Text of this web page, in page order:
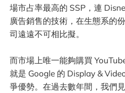
場市占率最高的 SSP，連
廣告銷售的技術，在生態系的
司遠遠不可相比擬。
而市場上唯一能夠購買
就是 Google 的 Display &
爭優勢。在過去數年間，我們